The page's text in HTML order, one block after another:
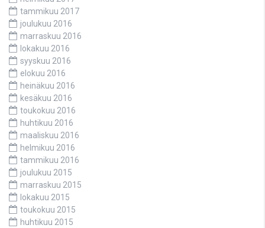
tammikuu 2017
joulukuu 2016
marraskuu 2016
lokakuu 2016
syyskuu 2016
elokuu 2016
heinäkuu 2016
kesäkuu 2016
toukokuu 2016
huhtikuu 2016
maaliskuu 2016
helmikuu 2016
tammikuu 2016
joulukuu 2015
marraskuu 2015
lokakuu 2015
toukokuu 2015
huhtikuu 2015